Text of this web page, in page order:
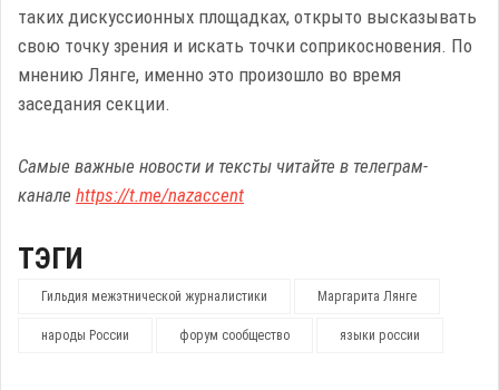
таких дискуссионных площадках, открыто высказывать
свою точку зрения и искать точки соприкосновения. По
мнению Лянге, именно это произошло во время
заседания секции.
Самые важные новости и тексты читайте в телеграм-
канале https://t.me/nazaccent
ТЭГИ
Гильдия межэтнической журналистики Маргарита Лянге
народы России форум сообщество языки россии